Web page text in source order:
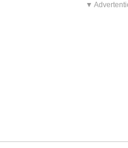
▼